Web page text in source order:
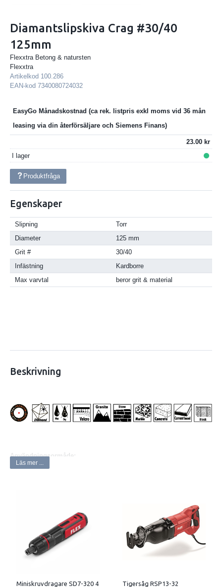
Diamantslipskiva Crag #30/40
125mm
Flexxtra Betong & natursten
Flexxtra
Artikelkod 100.286
EAN-kod 7340080724032
EasyGo Månadskostnad
23.00
I lager
Produktfråga
Egenskaper
Slipning
Torr
Diameter
125 mm
Grit #
30/40
Infästning
Kardborre
Max varvtal
beror grit & material
Beskrivning
Användningsormåde:
beläggningsborttagning.Vakuumhårdlödd diamant ger ett robust
med lång hållbarhet. Kardborreinfäst. För att inte riskera att
infästningen via kardborren utarmas rekommenderas
Läs mer ...
Miniskruvdragare SD7-320 4
Tigersåg RSP13-32